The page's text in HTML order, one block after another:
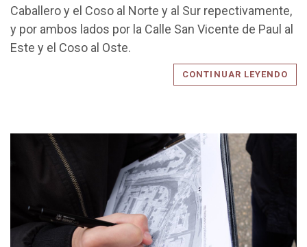
Caballero y el Coso al Norte y al Sur repectivamente,
y por ambos lados por la Calle San Vicente de Paul al
Este y el Coso al Oste.
CONTINUAR LEYENDO